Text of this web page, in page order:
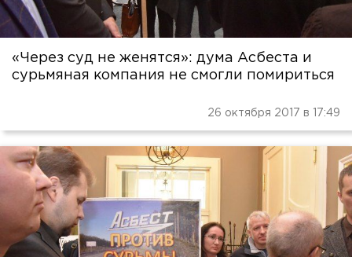
«Через суд не женятся»: дума Асбеста и
сурьмяная компания не смогли помириться
26 октября 2017 в 17:49